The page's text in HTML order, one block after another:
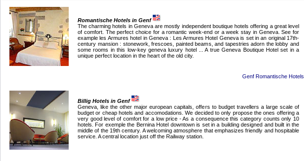
Romantische Hotels in Genf
The charming hotels in Geneva are mostly independent boutique hotels offering a great level
of comfort. The perfect choice for a romantic week-end or a week stay in Geneva. See for
example les Armures hotel in Geneva : Les Armures Hotel Geneva is set in an original 17th-
century mansion : stonework, frescoes, painted beams, and tapestries adorn the lobby and
some rooms in this low-key geneva luxury hotel ... A true Geneva Boutique Hotel set in a
unique perfect location in the heart of the old city.
Genf Romantische Hotels
Billig Hotels in Genf
Geneva, like the other major european capitals, offers to budget travellers a large scale of
budget or cheap hotels and accomodations. We decided to only propose the ones offering a
very good level of comfort for a low price - As a consequence this category counts only 10
hotels. For exemple the Bernina Hotel downtown is set in a building designed and built in the
middle of the 19th century. A welcoming atmosphere that emphasizes friendly and hospitable
service. A central location just off the Railway station.